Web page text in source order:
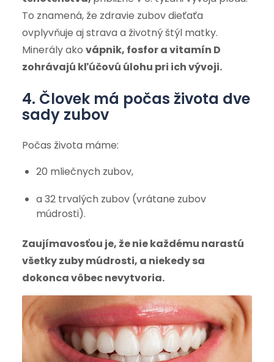
To znamená, že zdravie zubov dieťaťa
ovplyvňuje aj strava a životný štýl matky.
Minerály ako vápnik, fosfor a vitamín D
zohrávajú kľúčovú úlohu pri ich vývoji.
4. Človek má počas života dve
sady zubov
Počas života máme:
20 mliečnych zubov,
a 32 trvalých zubov (vrátane zubov
múdrosti).
Zaujímavosťou je, že nie každému narastú
všetky zuby múdrosti, a niekedy sa
dokonca vôbec nevytvoria.